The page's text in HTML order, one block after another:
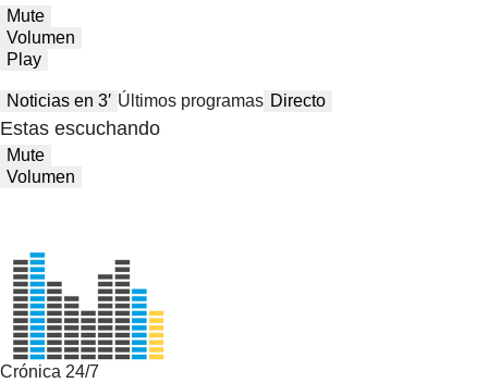
Mute
Volumen
Play
Noticias en 3′ Últimos programas Directo
Estas escuchando
Mute
Volumen
Crónica 24/7